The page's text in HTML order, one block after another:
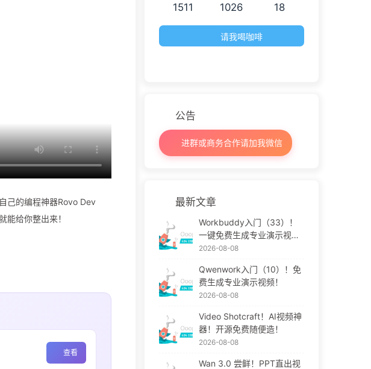
己的编程神器Rovo Dev
给你整出来！
查看
1511 1026 18
请我喝咖啡
公告
进群或商务合作请加我微信
最新文章
Workbuddy入门（33）！
一键免费生成专业演示视
频！
2026-08-08
Qwenwork入门（10）！免
费生成专业演示视频！
2026-08-08
Video Shotcraft！AI视频神
器！开源免费随便造！
2026-08-08
Wan 3.0 尝鲜！PPT直出视